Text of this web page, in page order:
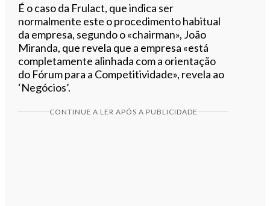
É o caso da Frulact, que indica ser
normalmente este o procedimento habitual
da empresa, segundo o «chairman», João
Miranda, que revela que a empresa «está
completamente alinhada com a orientação
do Fórum para a Competitividade», revela ao
‘Negócios’.
CONTINUE A LER APÓS A PUBLICIDADE